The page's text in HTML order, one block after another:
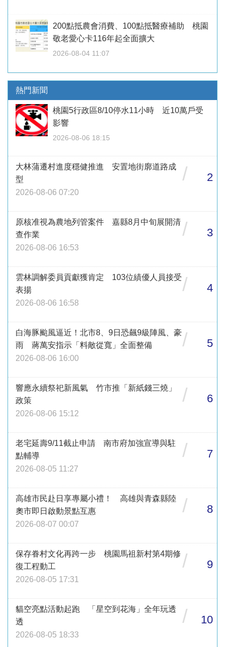
200點抵農會消費、100點抵醫療補助 桃園
敬老愛心卡116年起全面擴大
2026-08-04 11:07
熱門新聞
桃園5行政區8/10停水11小時 近10萬戶受
影響
2026-08-06 18:15
大林蒲遷村進度穩健推進 安置地街廓道路成
型
2026-08-06 07:20
/ 2
原核准視為農地列管案件 嘉縣8月中旬展開清
查作業
2026-08-06 16:53
/ 3
雲林調解委員貢獻獲肯定 103位績優人員接受
表揚
2026-08-06 16:58
/ 4
白海豚颱風逼近！北市8、9日恐飆9級陣風、豪
雨 蔣萬安指示「料敵從寬」全面整備
2026-08-06 16:00
/ 5
響應永續祭祀新風氣 竹市推「新紙錢三燒」
政策
2026-08-06 15:12
/ 6
老宅延壽9/11截止申請 南市府加強宣導與駐
點輔導
2026-08-05 11:27
/ 7
高雄市民赴日享專屬小禮！ 高雄與青森縣陸
奧市即日啟動景點互惠
2026-08-07 00:07
/ 8
保存眷村文化再跨一步 桃園馬祖新村第4期修
復工程動工
2026-08-05 17:31
/ 9
貓空亮點活動起跑 「星空到花海」全年玩透
透
2026-08-05 18:33
/ 10